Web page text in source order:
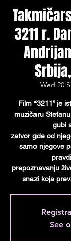
3211 r.
Wed 20
Film “3211” je
muzičaru
gubi
zatvor gde od
samo njegove
prepoznavanju
snazi koja
See